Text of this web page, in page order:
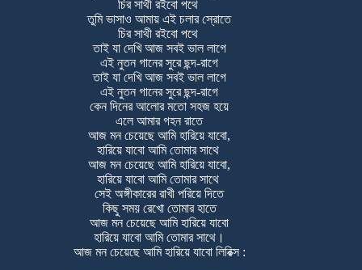
চির সাথী রইবো পথে
তুমি ভাসাও আমায় এই চলার স্রোতে
চির সাথী রইবো পথে
তাই যা দেখি আজ সবই ভাল লাগে
এই নুতন গানের সুরে ছন্দ-রাগে
তাই যা দেখি আজ সবই ভাল লাগে
এই নুতন গানের সুরে ছন্দ-রাগে
কেন দিনের আলোর মতো সহজ হয়ে
এলে আমার গহন রাতে
আজ মন চেয়েছে আমি হারিয়ে যাবো,
হারিয়ে যাবো আমি তোমার সাথে
আজ মন চেয়েছে আমি হারিয়ে যাবো,
হারিয়ে যাবো আমি তোমার সাথে
সেই অঙ্গীকারের রাখী পরিয়ে দিতে
কিছু সময় রেখো তোমার হাতে
আজ মন চেয়েছে আমি হারিয়ে যাবো
হারিয়ে যাবো আমি তোমার সাথে।
আজ মন চেয়েছে আমি হারিয়ে যাবো লিরিক্স :